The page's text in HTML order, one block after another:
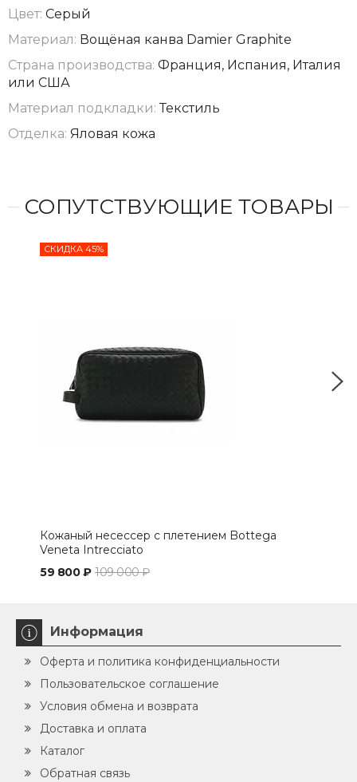
Цвет: Серый
Материал: Вощёная канва Damier Graphite
Страна производства: Франция, Испания, Италия
или США
Материал подкладки: Текстиль
Отделка: Яловая кожа
СОПУТСТВУЮЩИЕ ТОВАРЫ
СКИДКА 45%
Кожаный несессер с плетением Bottega
Veneta Intrecciato
59 800 ₽ 109 000 ₽
Информация
Оферта и политика конфиденциальности
Пользовательское соглашение
Условия обмена и возврата
Доставка и оплата
Каталог
Обратная связь